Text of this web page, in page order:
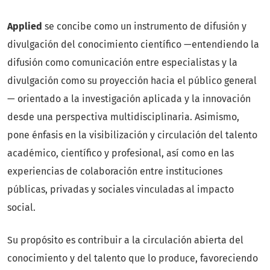
Applied se concibe como un instrumento de difusión y
divulgación del conocimiento científico —entendiendo la
difusión como comunicación entre especialistas y la
divulgación como su proyección hacia el público general
— orientado a la investigación aplicada y la innovación
desde una perspectiva multidisciplinaria. Asimismo,
pone énfasis en la visibilización y circulación del talento
académico, científico y profesional, así como en las
experiencias de colaboración entre instituciones
públicas, privadas y sociales vinculadas al impacto
social.
Su propósito es contribuir a la circulación abierta del
conocimiento y del talento que lo produce, favoreciendo